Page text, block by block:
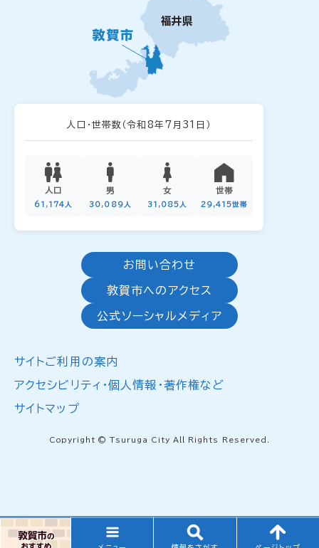
人口・世帯数 （令和8年7月31日）
人口
61,174人
男
30,089人
女
31,085人
世帯
29,415世帯
お問い合わせ
敦賀市へのアクセス
公式ソーシャルメディア
サイトご利用の案内
アクセシビリティ・個人情報・著作権など
サイトマップ
Copyright © Tsuruga City All Rights Reserved.